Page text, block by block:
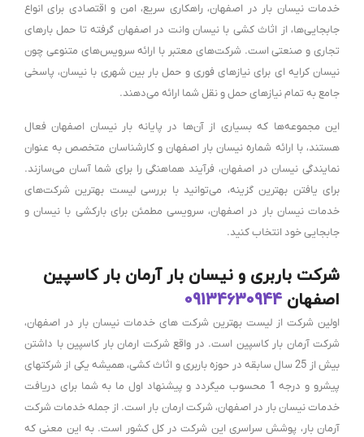
خدمات نیسان بار در اصفهان، راهکاری سریع، امن و اقتصادی برای انواع
جابجایی‌ها، از اثاث کشی با نیسان وانت در اصفهان گرفته تا حمل بارهای
تجاری و صنعتی است. شرکت‌های معتبر با ارائه سرویس‌های متنوعی چون
نیسان کرایه ای برای نیازهای فوری و حمل بار بین شهری با نیسان، پاسخی
جامع به تمام نیازهای حمل و نقل شما ارائه می‌دهند.
این مجموعه‌ها که بسیاری از آن‌ها در پایانه بار نیسان اصفهان فعال
هستند، با ارائه شماره نیسان بار اصفهان و کارشناسان متخصص به عنوان
نمایندگی نیسان در اصفهان، فرآیند هماهنگی را برای شما آسان می‌سازند.
برای یافتن بهترین گزینه، می‌توانید با بررسی لیست بهترین شرکت‌های
خدمات نیسان بار در اصفهان، سرویسی مطمئن برای بارکشی با نیسان و
جابجایی خود انتخاب کنید.
شرکت باربری و نیسان بار آرمان بار کاسپین
اصفهان 09134630944
اولین شرکت از لیست بهترین شرکت های خدمات نیسان بار در اصفهان،
شرکت آرمان بار کاسپین است. در واقع شرکت ارمان بار کاسپین با داشتن
بیش از 25 سال سابقه در حوزه باربری و اثاث کشی، همیشه یکی از شرکتهای
پیشرو و درجه 1 محسوب میگردد و پیشنهاد اول ما به شما برای دریافت
خدمات نیسان بار در اصفهان، شرکت ارمان بار است. از جمله خدمات شرکت
آرمان بار، پوشش سراسری این شرکت در کل کشور است. به این معنی که